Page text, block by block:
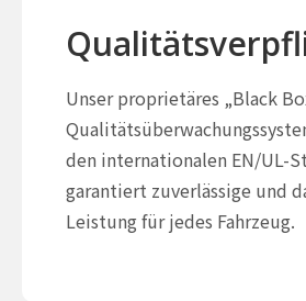
Unser proprietäres „Black
den internationalen EN/UL-
garantiert zuverlässige und
Leistung für jedes Fahrzeug.